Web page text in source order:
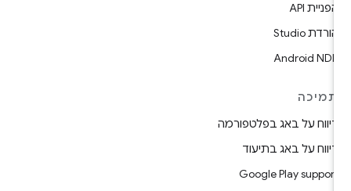
הפניית API
הורדת Studio
Android NDK
תמיכה
דיווח על באג בפלטפורמה
דיווח על באג בתיעוד
Google Play support